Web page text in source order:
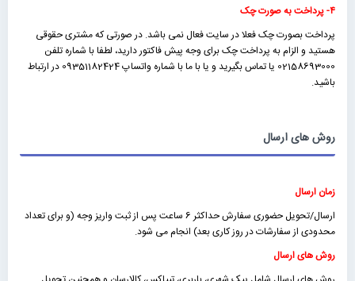
۴- پرداخت به صورت چک
پرداخت بصورت چک فعلا در سایت فعال نمی باشد. در صورتی که مشتری حقوقی
هستید و الزام به پرداخت چک برای وجه پیش فاکتور دارید، لطفا با شماره تلفن
02158693000 یا تماس بگیرید و یا با ما با شماره واتساپ 09351182424 در ارتباط
باشید.
روش های ارسال
زمان ارسال
ارسال/تحویل حضوری سفارش حداکثر 6 ساعت پس از ثبت واریز وجه (و برای تعداد
محدودی از سفارشات در روز کاری بعد) انجام می شود.
روش های ارسال